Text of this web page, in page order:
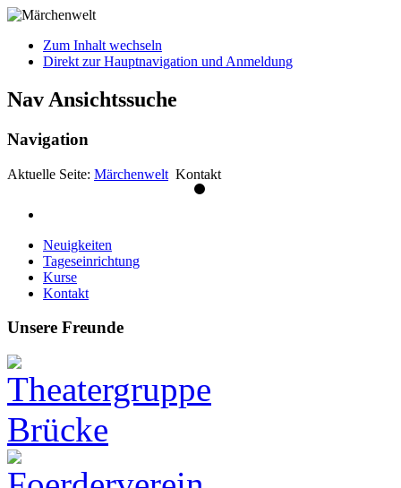
Zum Inhalt wechseln
Direkt zur Hauptnavigation und Anmeldung
Nav Ansichtssuche
Navigation
Aktuelle Seite: Märchenwelt Kontakt
Neuigkeiten
Tageseinrichtung
Kurse
Kontakt
Unsere Freunde